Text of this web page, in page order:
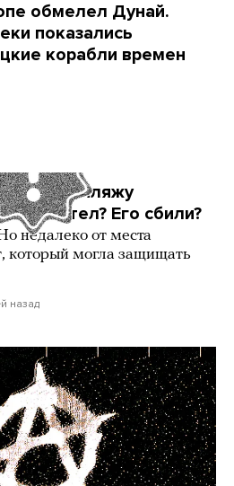
обмелел Дунай.
показались
корабли времен
по пляжу
он летел? Его сбили?
недалеко от места
который могла защищать
назад